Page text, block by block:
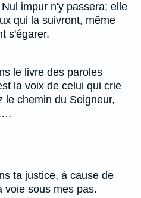
impur n'y passera; elle
qui la suivront, même
s'égarer.
le livre des paroles
la voix de celui qui crie
le chemin du Seigneur,
ta justice, à cause de
voie sous mes pas.